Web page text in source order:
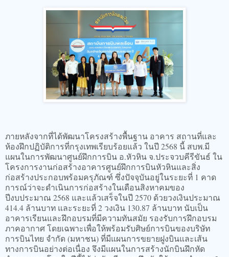
ภายหลังจากที่ได้พัฒนาโครงสร้างพื้นฐาน อาคาร สถานที่และ
ห้องฝึกปฏิบัติการที่กรุงเทพเรียบร้อยแล้ว ในปี 2568 นี้ สบพ.มี
แผนในการพัฒนาศูนย์ฝึกการบิน อ.หัวหิน จ.ประจวบคีรีขันธ์ ใน
โครงการงานก่อสร้างอาคารศูนย์ฝึกการบินหัวหินและสิ่ง
ก่อสร้างประกอบพร้อมครุภัณฑ์ ซึ่งปัจจุบันอยู่ในระยะที่ 1 คาด
การณ์ว่าจะดำเนินการก่อสร้างในเดือนสิงหาคมของ
ปีงบประมาณ 2568 และแล้วเสร็จในปี 2570 ด้วยวงเงินประมาณ
414.4 ล้านบาท และระยะที่ 2 วงเงิน 130.87 ล้านบาท นับเป็น
อาคารเรียนและฝึกอบรมที่มีความทันสมัย รองรับการฝึกอบรม
ภาคอากาศ โดยเฉพาะเพื่อให้พร้อมรับศิษย์การบินของบริษัท
การบินไทย จำกัด (มหาชน) ที่มีแผนการขยายฝูงบินและเส้น
ทางการบินอย่างต่อเนื่อง จึงมีแผนในการสร้างนักบินฝึกหัด